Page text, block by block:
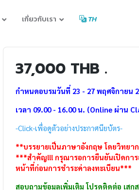
เกี่ยวกับเรา TH
37,000 THB .
กำหนดอบรมวันที่ 23 - 27 พฤศจิกายน
เวลา 09.00 - 16.00 น. (Online ผ่าน
-Click-เพื่อดูตัวอย่างประกาศนียบัตร-
**บรรยายเป็นภาษาอังกฤษ โดยวิทยา
***สำคัญ!!! กรุณารอการยืนยันเปิดการ
หน้าที่ก่อนการชำระค่าลงทะเบียน***
สอบถามข้อมูลเพิ่มเติม โปรดติดต่อ เสก